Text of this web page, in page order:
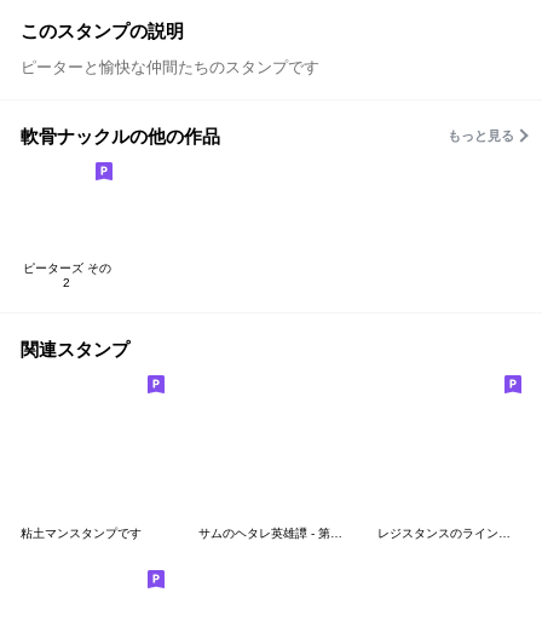
このスタンプの説明
ピーターと愉快な仲間たちのスタンプです
軟骨ナックルの他の作品 もっと見る
ピーターズ その
2
関連スタンプ
粘土マンスタンプです サムのヘタレ英雄譚 - 第二弾 レジスタンスのラインスタンプ